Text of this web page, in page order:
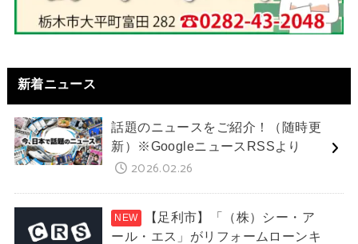
新着ニュース
話題のニュースをご紹介！（随時更
新）※GoogleニュースRSSより
2026.02.26
【足利市】「（株）シー・ア
ール・エス」がリフォームローンキ